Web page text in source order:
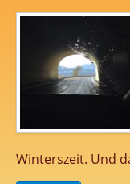
Winterszeit. Und